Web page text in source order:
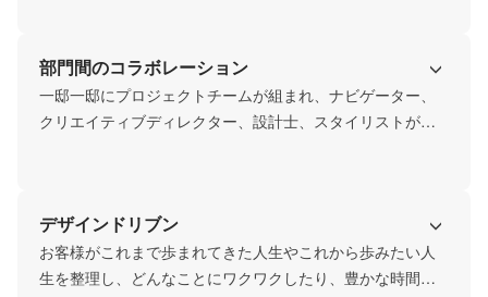
っかけもあり、他の住宅会社にはない刺激があります。
部門間のコラボレーション
一邸一邸にプロジェクトチームが組まれ、ナビゲーター、
クリエイティブディレクター、設計士、スタイリストが専
ーサの家づくりです。
デザインドリブン
お客様がこれまで歩まれてきた人生やこれから歩みたい人
生を整理し、どんなことにワクワクしたり、豊かな時間だ